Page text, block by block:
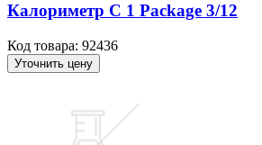
Калориметр C 1 Package 3/12
Код товара: 92436
Уточнить цену